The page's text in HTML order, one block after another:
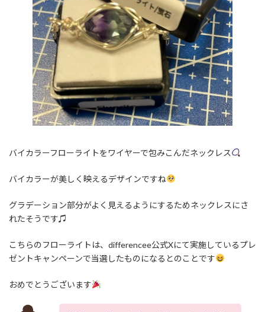
バイカラーフローライトをワイヤーで包みこんだネックレス
バイカラーが美しく映えるデザインですね
グラデーション部分がよく見えるようにするためネックレスにさ
れたそうです♫
こちらのフローライトは、differencee公式Xにて実施しているプレ
ゼントキャンペーンで当選したものになるとのことです
おめでとうございます